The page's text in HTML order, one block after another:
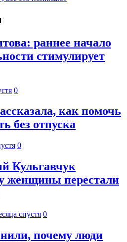
раннее начало
стимулирует
0
как помочь
без отпуска
0
Кульгавчук
женщины перестали
спустя 0
почему люди